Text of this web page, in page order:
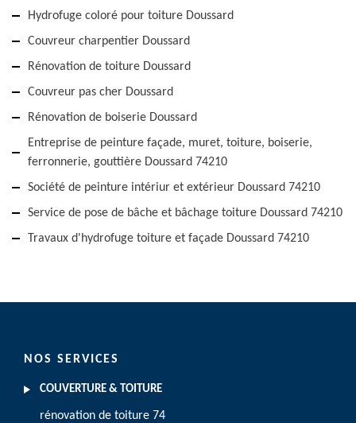
Hydrofuge coloré pour toiture Doussard
Couvreur charpentier Doussard
Rénovation de toiture Doussard
Couvreur pas cher Doussard
Rénovation de boiserie Doussard
Entreprise de peinture façade, muret, toiture, boiserie,
ferronnerie, gouttière Doussard 74210
Société de peinture intériur et extérieur Doussard 74210
Service de pose de bâche et bâchage toiture Doussard 74210
Travaux d'hydrofuge toiture et façade Doussard 74210
NOS SERVICES
COUVERTURE & TOITURE
rénovation de toiture 74